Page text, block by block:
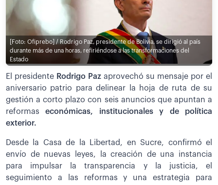
[Foto: Ofiprebo] / Rodrigo Paz, presidente de Bolivia, se dirigió al país
durante más de una horas, refiriéndose a las transformaciones del
Estado
El presidente Rodrigo Paz aprovechó su mensaje por el
aniversario patrio para delinear la hoja de ruta de su
gestión a corto plazo con seis anuncios que apuntan a
reformaseconómicas, institucionales y de política
exterior.
Desde la Casa de la Libertad, en Sucre, confirmó el
envío de nuevas leyes, la creación de una instancia
para impulsar la transparencia y la justicia, el
seguimiento a las reformas y una estrategia para